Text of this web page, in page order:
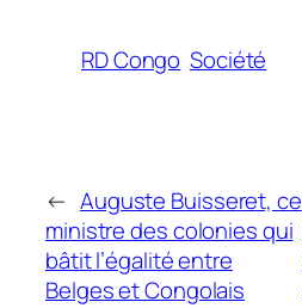
RD Congo Société
← Auguste Buisseret, ce
ministre des colonies qui
bâtit l’égalité entre
Belges et Congolais